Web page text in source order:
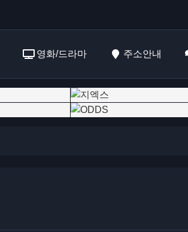
영화/드라마 주소안내